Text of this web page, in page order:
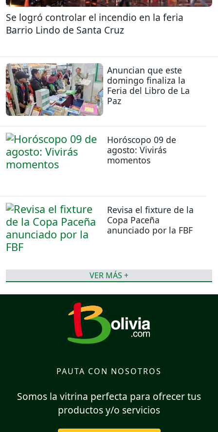
Se logró controlar el incendio en la feria
Barrio Lindo de Santa Cruz
Anuncian que este
domingo finaliza la
Feria del Libro de La
Paz
Horóscopo 09 de
agosto: Vivirás
momentos
Revisa el fixture de la
Copa Paceña
anunciado por la FBF
VER MÁS +
PAUTA CON NOSOTROS
Somos la vitrina perfecta para ofrecer tus
productos y/o servicios